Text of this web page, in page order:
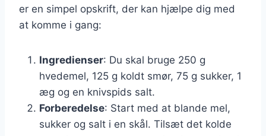
er en simpel opskrift, der kan hjælpe dig med
at komme i gang:
Ingredienser: Du skal bruge 250 g
hvedemel, 125 g koldt smør, 75 g sukker, 1
æg og en knivspids salt.
Forberedelse: Start med at blande mel,
sukker og salt i en skål. Tilsæt det kolde